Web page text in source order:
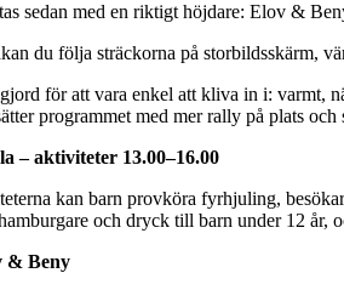
sedan med en riktigt höjdare: Elov &
du följa sträckorna på storbildsskärm,
för att vara enkel att kliva in i: varmt,
programmet med mer rally på plats och
– aktiviteter 13.00–16.00
kan barn provköra fyrhjuling,
och dryck till barn under 12 år,
& Beny